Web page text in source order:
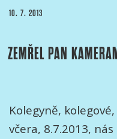
PUBLIKOVÁNO
10. 7. 2013
ZEMŘEL PAN
Kolegyně, kolegové,
včera, 8.7.2013,